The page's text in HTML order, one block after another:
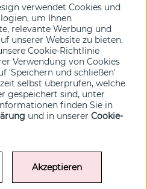
Ja bitte!
DESIGN / SJD of Sweden AB 2022
verwendet Cookies und
um Ihnen
relevante Werbung und
unserer Website zu bieten.
Cookie-Richtlinie
Verwendung von Cookies
'Speichern und schließen'
selbst überprüfen, welche
gespeichert sind, unter
finden Sie in
und in unserer Cookie-
Akzeptieren